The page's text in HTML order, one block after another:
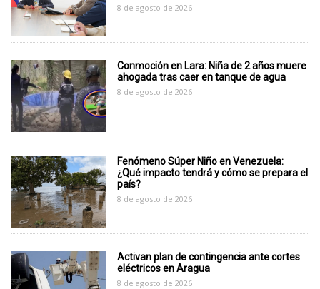
8 de agosto de 2026
Conmoción en Lara: Niña de 2 años muere
ahogada tras caer en tanque de agua
8 de agosto de 2026
Fenómeno Súper Niño en Venezuela:
¿Qué impacto tendrá y cómo se prepara el
país?
8 de agosto de 2026
Activan plan de contingencia ante cortes
eléctricos en Aragua
8 de agosto de 2026